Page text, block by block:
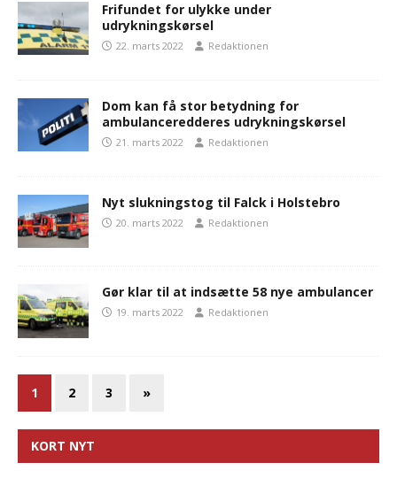
Frifundet for ulykke under
udrykningskørsel
22. marts 2022 Redaktionen
Dom kan få stor betydning for
ambulanceredderes udrykningskørsel
21. marts 2022 Redaktionen
Nyt slukningstog til Falck i Holstebro
20. marts 2022 Redaktionen
Gør klar til at indsætte 58 nye ambulancer
19. marts 2022 Redaktionen
1 2 3 »
KORT NYT